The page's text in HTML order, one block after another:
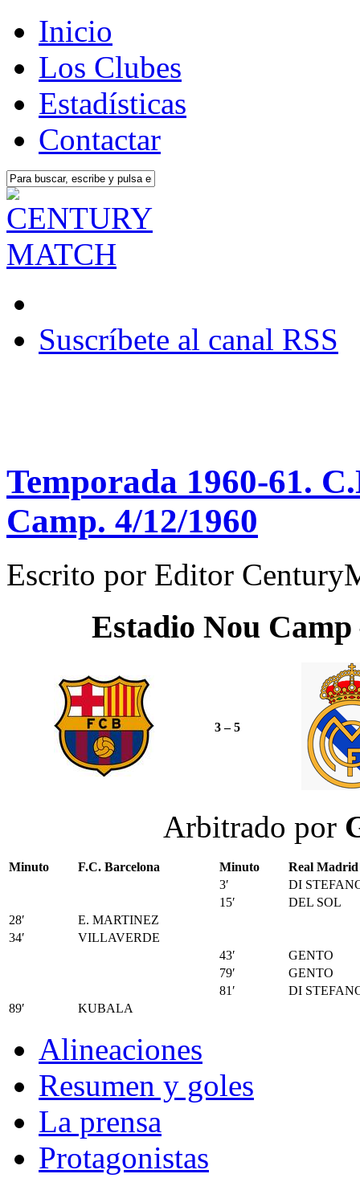
Inicio
Los Clubes
Estadísticas
Contactar
Suscríbete al canal RSS
Temporada 1960-61.
Camp. 4/12/1960
Escrito por Editor
Estadio Nou Camp
3 – 5
Arbitrado por
Minuto F.C. Barcelona Minuto
Real Madrid
3′
DI
15′
DEL SOL
28′
E. MARTINEZ
34′
VILLAVERDE
43′
GENTO
79′
GENTO
81′
DI
89′
KUBALA
Alineaciones
Resumen y goles
La prensa
Protagonistas